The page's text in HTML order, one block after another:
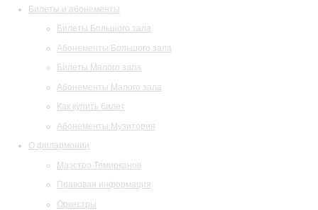
Билеты и абонементы
Билеты Большого зала
Абонементы Большого зала
Билеты Малого зала
Абонементы Малого зала
Как купить билет
Абонементы Музитория
О филармонии
Маэстро Темирканов
Правовая информация
Оркестры